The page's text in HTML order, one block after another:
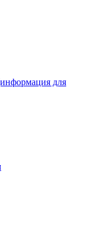
для